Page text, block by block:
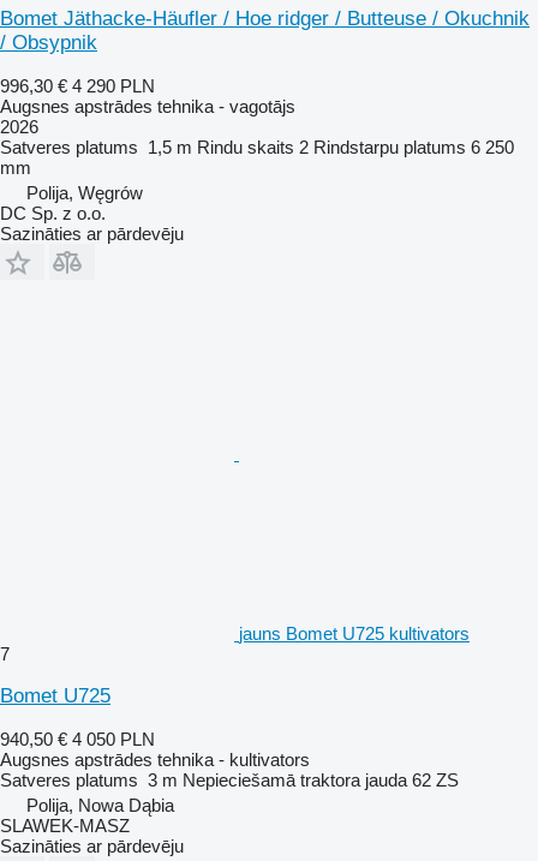
Bomet Jäthacke-Häufler / Hoe ridger / Butteuse / Okuchnik
/ Obsypnik
996,30 € 4 290 PLN
Augsnes apstrādes tehnika - vagotājs
2026
Satveres platums 1,5 m Rindu skaits 2 Rindstarpu platums 6 250
mm
Polija, Węgrów
DC Sp. z o.o.
Sazināties ar pārdevēju
jauns Bomet U725 kultivators
7
Bomet U725
940,50 € 4 050 PLN
Augsnes apstrādes tehnika - kultivators
Satveres platums 3 m Nepieciešamā traktora jauda 62 ZS
Polija, Nowa Dąbia
SLAWEK-MASZ
Sazināties ar pārdevēju